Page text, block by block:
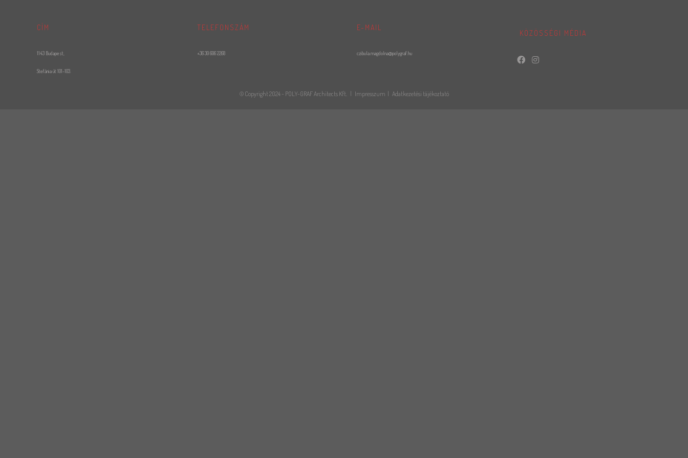
CÍM
1143 Budapest,
Stefánia út 101-103.
TELEFONSZÁM
+36 30 606 2268
E-MAIL
czibula.magdolna@polygraf.hu
KÖZÖSSÉGI MÉDIA
© Copyright 2024 - POLY-GRAF Architects Kft. Impresszum Adatkezetési tájékoztató